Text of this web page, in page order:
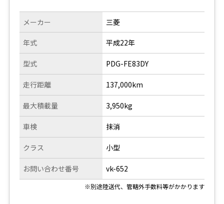
メーカー
年式
型式
走行距離
三菱
平成22年
PDG-FE83DY
137,000km
最大積載量
車検
クラス
お問い合わせ番号
3,950kg
抹消
小型
vk-652
※別途陸送代、管轄外手数料等がかかります